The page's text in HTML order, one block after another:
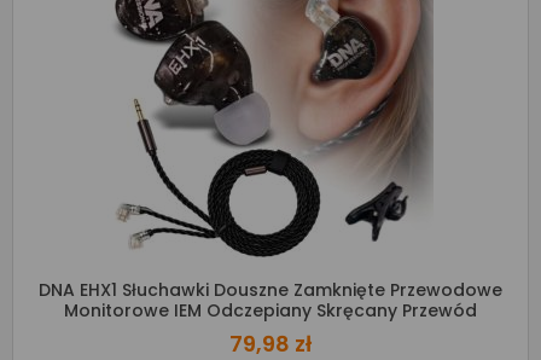
DNA EHX1 Słuchawki Douszne Zamknięte Przewodowe
Monitorowe IEM Odczepiany Skręcany Przewód
79,98 zł